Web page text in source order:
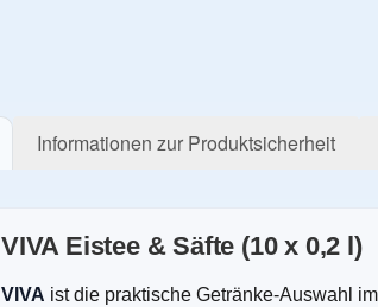
Informationen zur Produktsicherheit
VIVA Eistee & Säfte (10 x 0,2 l)
VIVA ist die praktische Getränke-Auswahl im